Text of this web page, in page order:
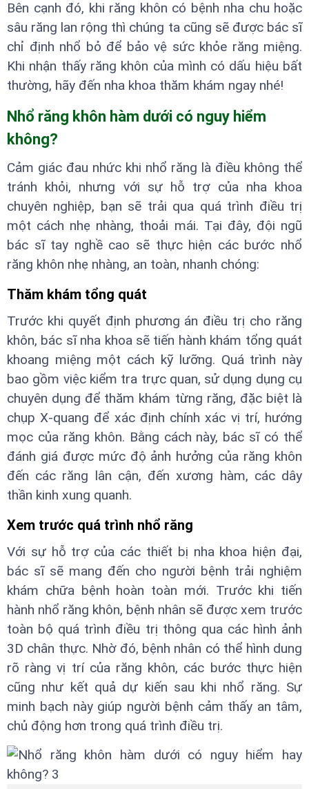
Bên cạnh đó, khi răng khôn có bệnh nha chu hoặc
sâu răng lan rộng thì chúng ta cũng sẽ được bác sĩ
chỉ định nhổ bỏ để bảo vệ sức khỏe răng miệng.
Khi nhận thấy răng khôn của mình có dấu hiệu bất
thường, hãy đến nha khoa thăm khám ngay nhé!
Nhổ răng khôn hàm dưới có nguy hiểm
không?
Cảm giác đau nhức khi nhổ răng là điều không thể
tránh khỏi, nhưng với sự hỗ trợ của nha khoa
chuyên nghiệp, bạn sẽ trải qua quá trình điều trị
một cách nhẹ nhàng, thoải mái. Tại đây, đội ngũ
bác sĩ tay nghề cao sẽ thực hiện các bước nhổ
răng khôn nhẹ nhàng, an toàn, nhanh chóng:
Thăm khám tổng quát
Trước khi quyết định phương án điều trị cho răng
khôn, bác sĩ nha khoa sẽ tiến hành khám tổng quát
khoang miệng một cách kỹ lưỡng. Quá trình này
bao gồm việc kiểm tra trực quan, sử dụng dụng cụ
chuyên dụng để thăm khám từng răng, đặc biệt là
chụp X-quang để xác định chính xác vị trí, hướng
mọc của răng khôn. Bằng cách này, bác sĩ có thể
đánh giá được mức độ ảnh hưởng của răng khôn
đến các răng lân cận, đến xương hàm, các dây
thần kinh xung quanh.
Xem trước quá trình nhổ răng
Với sự hỗ trợ của các thiết bị nha khoa hiện đại,
bác sĩ sẽ mang đến cho người bệnh trải nghiệm
khám chữa bệnh hoàn toàn mới. Trước khi tiến
hành nhổ răng khôn, bệnh nhân sẽ được xem trước
toàn bộ quá trình điều trị thông qua các hình ảnh
3D chân thực. Nhờ đó, bệnh nhân có thể hình dung
rõ ràng vị trí của răng khôn, các bước thực hiện
cũng như kết quả dự kiến sau khi nhổ răng. Sự
minh bạch này giúp người bệnh cảm thấy an tâm,
chủ động hơn trong quá trình điều trị.